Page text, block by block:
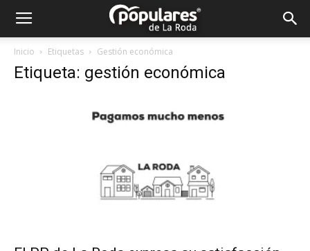
Partido
Popular
Inicio Etiquetas Gestión económica
Etiqueta: gestión económica